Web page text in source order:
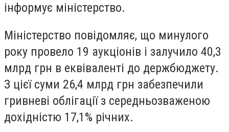
інформує міністерство.
Міністерство повідомляє, що минулого
року провело 19 аукціонів і залучило 40,3
млрд грн в еквіваленті до держбюджету.
З цієї суми 26,4 млрд грн забезпечили
гривневі облігації з середньозваженою
дохідністю 17,1% річних.